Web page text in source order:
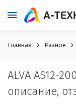
Главная Разное
ALVA AS12-
описание,